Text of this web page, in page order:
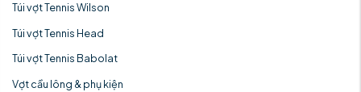
Túi vợt Tennis Wilson
Túi vợt Tennis Head
Túi vợt Tennis Babolat
Vợt cầu lông & phụ kiện